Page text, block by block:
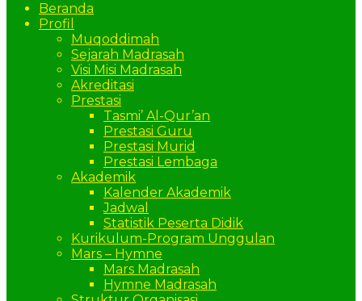
Beranda
Profil
Muqoddimah
Sejarah Madrasah
Visi Misi Madrasah
Akreditasi
Prestasi
Tasmi’ Al-Qur’an
Prestasi Guru
Prestasi Murid
Prestasi Lembaga
Akademik
Kalender Akademik
Jadwal
Statistik Peserta Didik
Kurikulum-Program Unggulan
Mars – Hymne
Mars Madrasah
Hymne Madrasah